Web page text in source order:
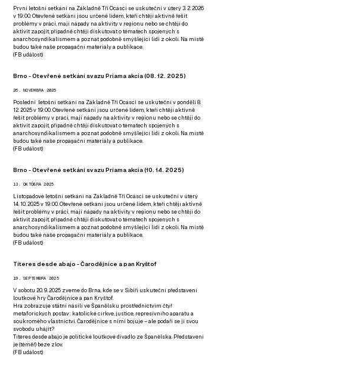
První letošní setkání na Základně Tři Ocásci se uskuteční v úterý 3. 2. 2026
v 19:00. Otevřené setkání jsou určené lidem, kteří chtějí aktivně řešit
problémy v práci, mají nápady na aktivity v regionu nebo se chtějí do
aktivit zapojit, případně chtějí diskutovat o tématech spojených s
anarchosyndikalismem a poznat podobně smýšlející lidi z okolí. Na místě
budou také naše propagační materiály a publikace.
(FB událost)
Brno - Otevřené setkání svazu Priama akcia (08. 12. 2025)
26. NOVEMBRA 2025
Poslední letošní setkání na Základně Tři Ocásci se uskuteční v ponděli 8.
12. 2025 v 19:00. Otevřené setkání jsou určené lidem, kteří chtějí aktivně
řešit problémy v práci, mají nápady na aktivity v regionu nebo se chtějí do
aktivit zapojit, případně chtějí diskutovat o tématech spojených s
anarchosyndikalismem a poznat podobně smýšlející lidi z okolí. Na místě
budou také naše propagační materiály a publikace.
(FB událost)
Brno - Otevřené setkání svazu Priama akcia (10. 14. 2025)
13. OKTÓBRA 2025
Listopadové letošní setkání na Základně Tři Ocásci se uskuteční v úterý
14. 10. 2025 v 19:00. Otevřené setkání jsou určené lidem, kteří chtějí aktivně
řešit problémy v práci, mají nápady na aktivity v regionu nebo se chtějí do
aktivit zapojit, případně chtějí diskutovat o tématech spojených s
anarchosyndikalismem a poznat podobně smýšlející lidi z okolí. Na místě
budou také naše propagační materiály a publikace.
(FB událost)
Títeres desde abajo - Čarodějnice a pan Kryštof
19. SEPTEMBRA 2025
V sobotu 20. 9. 2025 zveme do Brna, kde se v Sibiři uskuteční představení
loutkové hry Čarodějnice a pan Kryštof.
Hra zobrazuje státní násilí ve Španělsku prostřednictvím čtyř
metaforických postav: katolické církve, justice, represivního aparátu a
soukromého vlastnictví. Čarodějnice s nimi bojuje – ale podaří se jí svou
svobodu uhájit?
Títeres desde abajo je politické loutkové divadlo ze Španělska. Představení
je (téměř) beze zlov.
(FB událost)